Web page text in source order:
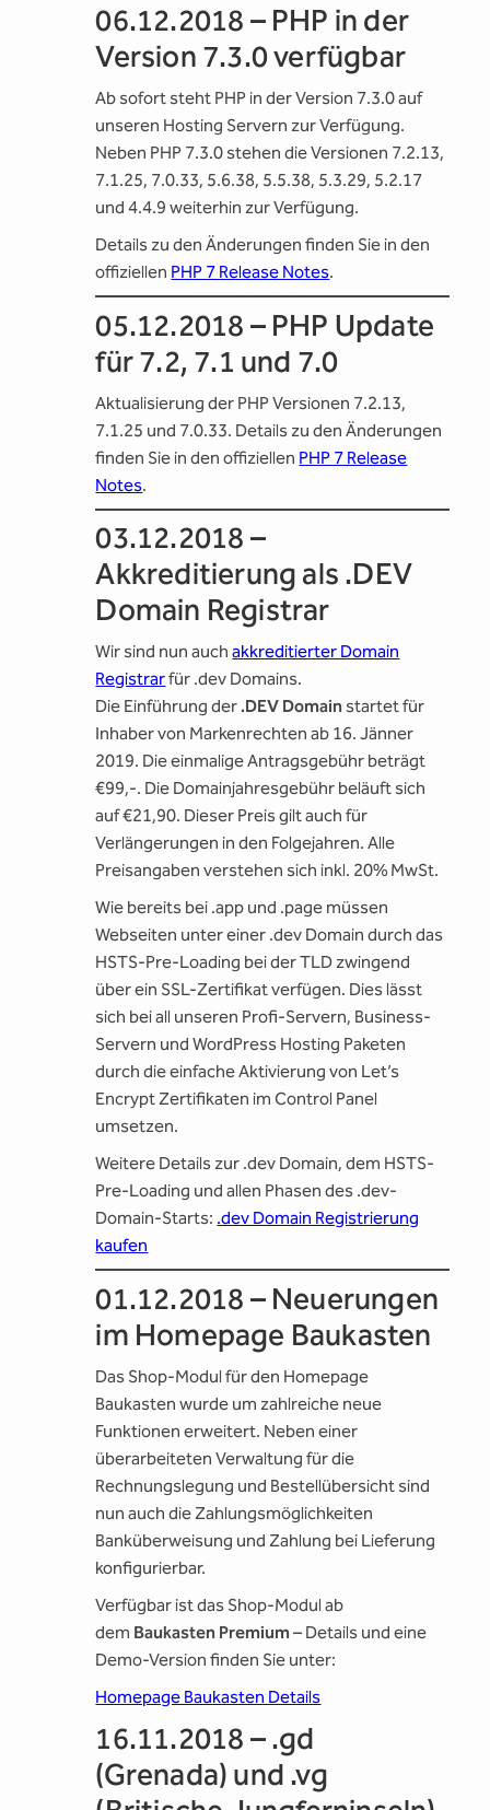
06.12.2018 – PHP in der
Version 7.3.0 verfügbar
Ab sofort steht PHP in der Version 7.3.0 auf
unseren Hosting Servern zur Verfügung.
Neben PHP 7.3.0 stehen die Versionen 7.2.13,
7.1.25, 7.0.33, 5.6.38, 5.5.38, 5.3.29, 5.2.17
und 4.4.9 weiterhin zur Verfügung.
Details zu den Änderungen finden Sie in den
offiziellen PHP 7 Release Notes.
05.12.2018 – PHP Update
für 7.2, 7.1 und 7.0
Aktualisierung der PHP Versionen 7.2.13,
7.1.25 und 7.0.33. Details zu den Änderungen
finden Sie in den offiziellen PHP 7 Release
Notes.
03.12.2018 –
Akkreditierung als .DEV
Domain Registrar
Wir sind nun auchakkreditierter Domain
Registrarfür .dev Domains.
Die Einführung der .DEV Domain startet für
Inhaber von Markenrechten ab 16. Jänner
2019. Die einmalige Antragsgebühr beträgt
€99,-. Die Domainjahresgebühr beläuft sich
auf €21,90. Dieser Preis gilt auch für
Verlängerungen in den Folgejahren. Alle
Preisangaben verstehen sich inkl. 20% MwSt.
Wie bereits bei .app und .page müssen
Webseiten unter einer .dev Domain durch das
HSTS-Pre-Loading bei der TLD zwingend
über ein SSL-Zertifikat verfügen. Dies lässt
sich bei all unseren Profi-Servern, Business-
Servern und WordPress Hosting Paketen
durch die einfache Aktivierung von Let’s
Encrypt Zertifikaten im Control Panel
umsetzen.
Weitere Details zur .dev Domain, dem HSTS-
Pre-Loading und allen Phasen des .dev-
Domain-Starts: .dev Domain Registrierung
kaufen
01.12.2018 – Neuerungen
im Homepage Baukasten
Das Shop-Modul für den Homepage
Baukasten wurde um zahlreiche neue
Funktionen erweitert. Neben einer
überarbeiteten Verwaltung für die
Rechnungslegung und Bestellübersicht sind
nun auch die Zahlungsmöglichkeiten
Banküberweisung und Zahlung bei Lieferung
konfigurierbar.
Verfügbar ist das Shop-Modul ab
dem Baukasten Premium – Details und eine
Demo-Version finden Sie unter:
Homepage Baukasten Details
16.11.2018 – .gd
(Grenada) und .vg